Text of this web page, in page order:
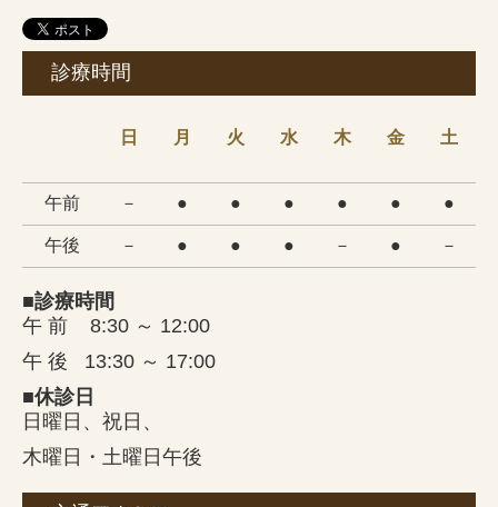
診療時間
日 月 火 水 木 金 土
午前 － ● ● ● ● ● ●
午後 － ● ● ● － ● －
■診療時間
午 前 8:30 ～ 12:00
午 後 13:30 ～ 17:00
■休診日
日曜日、祝日、
木曜日・土曜日午後